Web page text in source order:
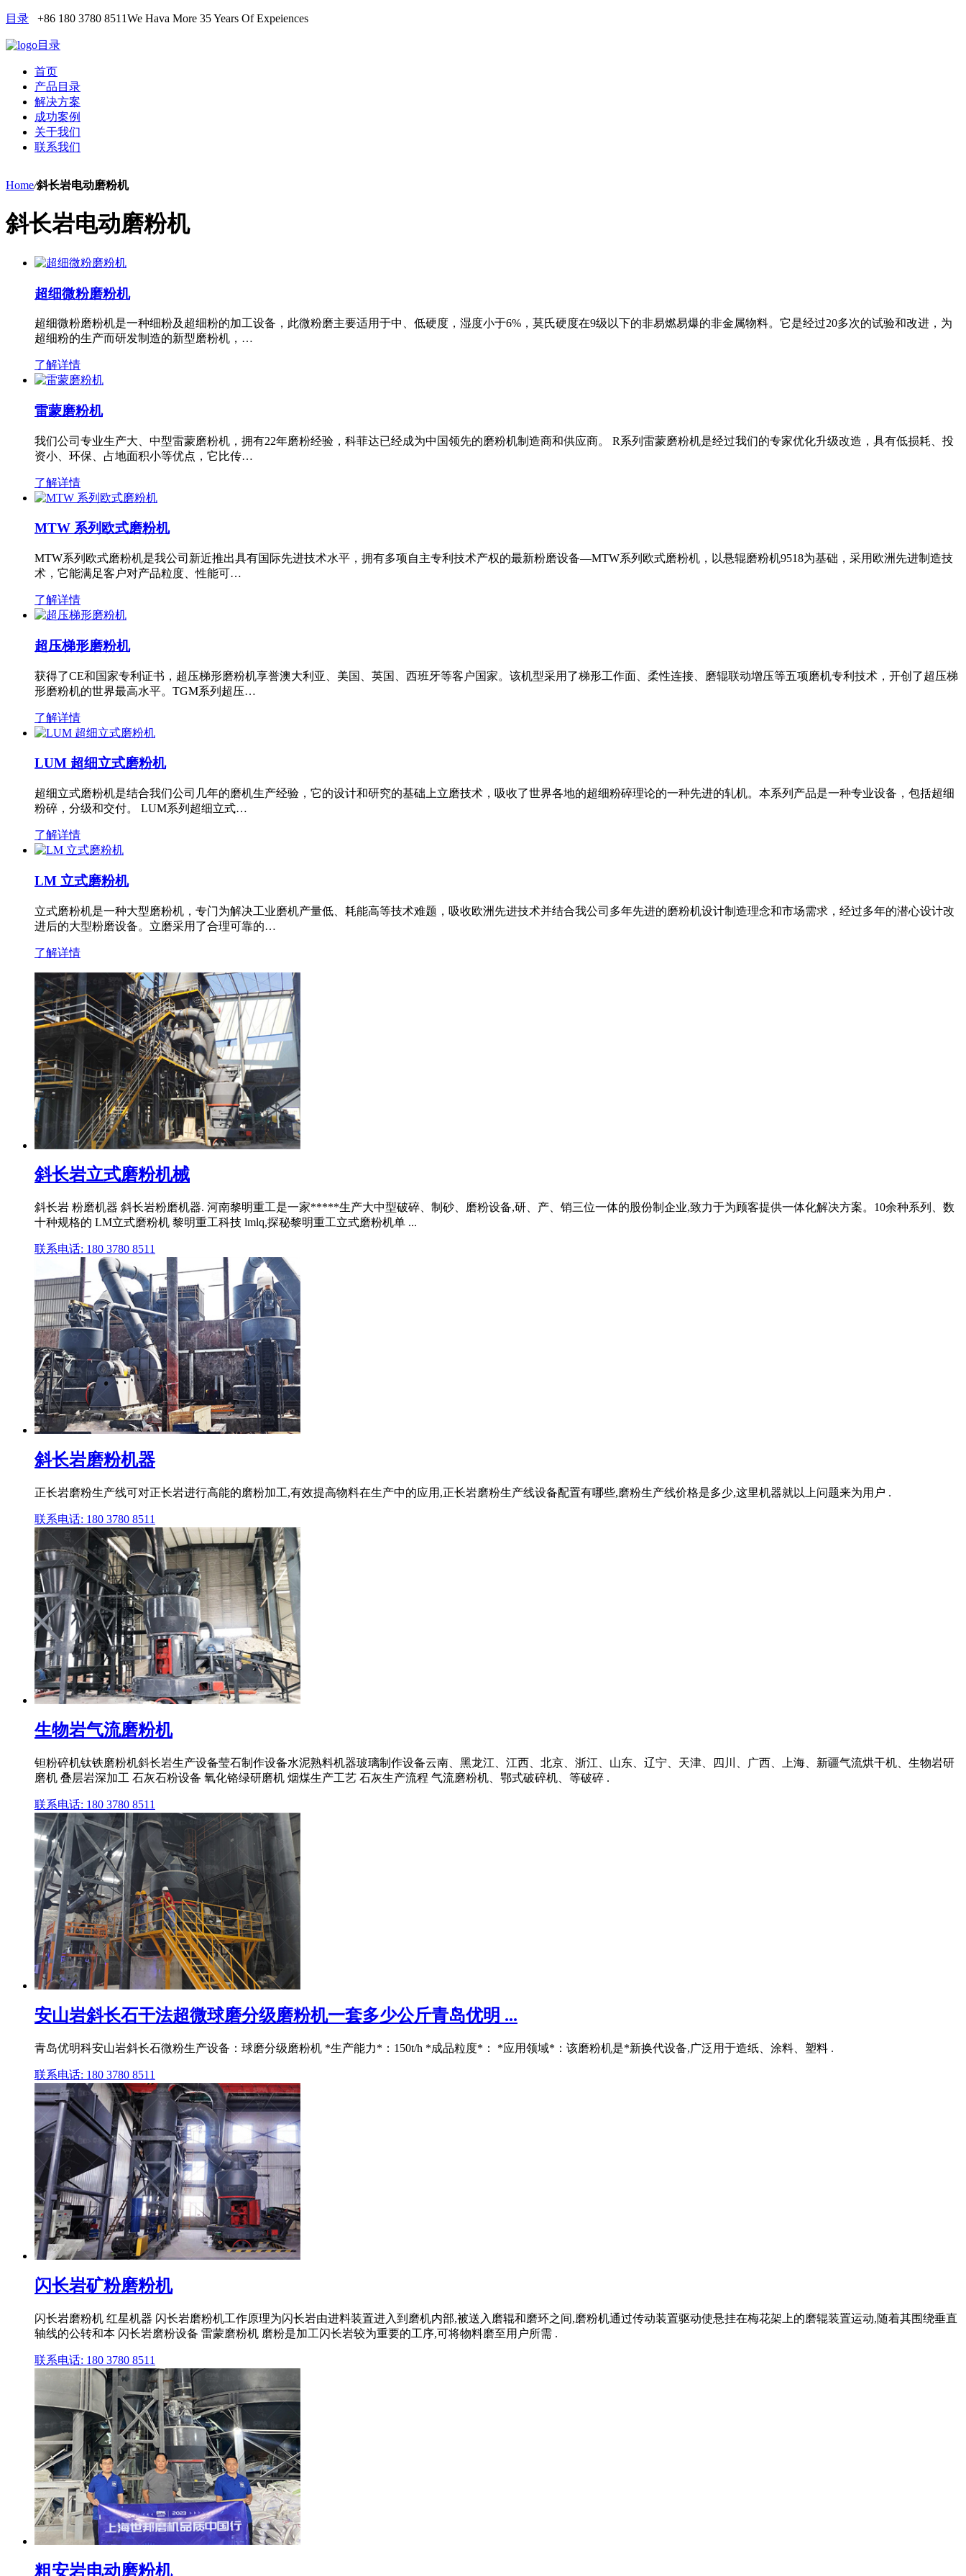
目录 +86 180 3780 8511We Hava More 35 Years Of Expeiences
目录
首页
产品目录
解决方案
成功案例
关于我们
联系我们
Home/斜长岩电动磨粉机
斜长岩电动磨粉机
超细微粉磨粉机
超细微粉磨粉机是一种细粉及超细粉的加工设备，此微粉磨主要适用于中、低硬度，湿度小于6%，莫氏硬度在9级以下的非易燃易爆的非金属物料。它是经过20多次的试验和改进，为
超细粉的生产而研发制造的新型磨粉机，…
了解详情
雷蒙磨粉机
我们公司专业生产大、中型雷蒙磨粉机，拥有22年磨粉经验，科菲达已经成为中国领先的磨粉机制造商和供应商。 R系列雷蒙磨粉机是经过我们的专家优化升级改造，具有低损耗、投
资小、环保、占地面积小等优点，它比传…
了解详情
MTW 系列欧式磨粉机
MTW系列欧式磨粉机是我公司新近推出具有国际先进技术水平，拥有多项自主专利技术产权的最新粉磨设备—MTW系列欧式磨粉机，以悬辊磨粉机9518为基础，采用欧洲先进制造技
术，它能满足客户对产品粒度、性能可…
了解详情
超压梯形磨粉机
获得了CE和国家专利证书，超压梯形磨粉机享誉澳大利亚、美国、英国、西班牙等客户国家。该机型采用了梯形工作面、柔性连接、磨辊联动增压等五项磨机专利技术，开创了超压梯
形磨粉机的世界最高水平。TGM系列超压…
了解详情
LUM 超细立式磨粉机
超细立式磨粉机是结合我们公司几年的磨机生产经验，它的设计和研究的基础上立磨技术，吸收了世界各地的超细粉碎理论的一种先进的轧机。本系列产品是一种专业设备，包括超细
粉碎，分级和交付。 LUM系列超细立式…
了解详情
LM 立式磨粉机
立式磨粉机是一种大型磨粉机，专门为解决工业磨机产量低、耗能高等技术难题，吸收欧洲先进技术并结合我公司多年先进的磨粉机设计制造理念和市场需求，经过多年的潜心设计改
进后的大型粉磨设备。立磨采用了合理可靠的…
了解详情
斜长岩立式磨粉机械
斜长岩 粉磨机器 斜长岩粉磨机器. 河南黎明重工是一家*****生产大中型破碎、制砂、磨粉设备,研、产、销三位一体的股份制企业,致力于为顾客提供一体化解决方案。10余种系列、数
十种规格的 LM立式磨粉机 黎明重工科技 lmlq,探秘黎明重工立式磨粉机单 ...
联系电话: 180 3780 8511
斜长岩磨粉机器
正长岩磨粉生产线可对正长岩进行高能的磨粉加工,有效提高物料在生产中的应用,正长岩磨粉生产线设备配置有哪些,磨粉生产线价格是多少,这里机器就以上问题来为用户 .
联系电话: 180 3780 8511
生物岩气流磨粉机
钽粉碎机钛铁磨粉机斜长岩生产设备莹石制作设备水泥熟料机器玻璃制作设备云南、黑龙江、江西、北京、浙江、山东、辽宁、天津、四川、广西、上海、新疆气流烘干机、生物岩研
磨机 叠层岩深加工 石灰石粉设备 氧化铬绿研磨机 烟煤生产工艺 石灰生产流程 气流磨粉机、鄂式破碎机、等破碎 .
联系电话: 180 3780 8511
安山岩斜长石干法超微球磨分级磨粉机一套多少公斤青岛优明 ...
青岛优明科安山岩斜长石微粉生产设备：球磨分级磨粉机 *生产能力*：150t/h *成品粒度*： *应用领域*：该磨粉机是*新换代设备,广泛用于造纸、涂料、塑料 .
联系电话: 180 3780 8511
闪长岩矿粉磨粉机
闪长岩磨粉机 红星机器 闪长岩磨粉机工作原理为闪长岩由进料装置进入到磨机内部,被送入磨辊和磨环之间,磨粉机通过传动装置驱动使悬挂在梅花架上的磨辊装置运动,随着其围绕垂直
轴线的公转和本 闪长岩磨粉设备 雷蒙磨粉机 磨粉是加工闪长岩较为重要的工序,可将物料磨至用户所需 .
联系电话: 180 3780 8511
粗安岩电动磨粉机